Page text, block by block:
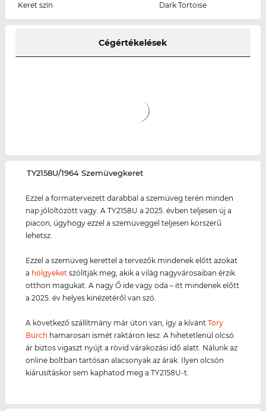
Keret szín
Dark Tortoise
Cégértékelések
‌TY2158U/1964 Szemüvegkeret
Ezzel a formatervezett darabbal a szemüveg terén minden
nap jólöltözött vagy. A TY2158U a 2025. évben teljesen új a
piacon, úgyhogy ezzel a szemüveggel teljesen korszerű
lehetsz.
Ezzel a szemüveg kerettel a tervezők mindenek előtt azokat
a hölgyeket szólítják meg, akik a világ nagyvárosaiban érzik
otthon magukat. A nagy Ő ide vagy oda – itt mindenek előtt
a 2025. év helyes kinézetéről van szó.
A következő szállítmány már úton van, így a kívántTory
Burch hamarosan ismét raktáron lesz. A hihetetlenül olcsó
ár biztos vigaszt nyújt a rövid várakozási idő alatt. Nálunk az
online boltban tartósan alacsonyak az árak. Ilyen olcsón
kiárusításkor sem kaphatod meg a TY2158U-t.